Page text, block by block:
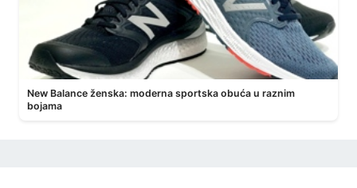
New Balance ženska: moderna sportska obuća u raznim
bojama